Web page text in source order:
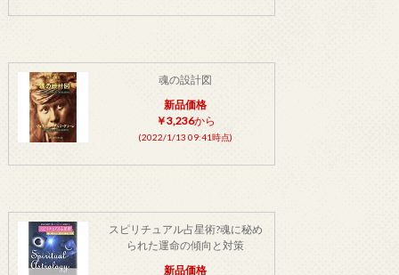
魂の設計図
新品価格
￥3,236から
(2022/1/13 09:41時点)
スピリチュアル占星術?魂に秘め
られた運命の傾向と対策
新品価格